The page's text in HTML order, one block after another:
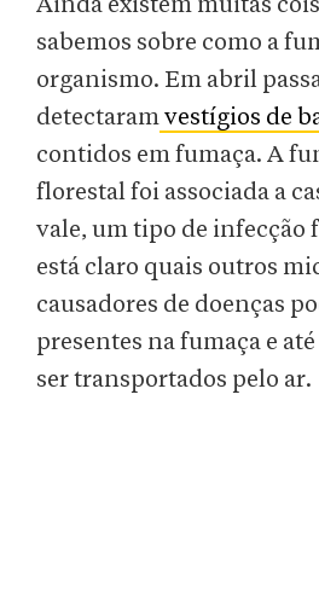
Ainda existem muitas
sabemos sobre como a
organismo. Em abril
detectaramvestígios de
contidos em fumaça. A
florestal foi associada a
vale, um tipo de infecção
está claro quais outros
causadores de doenças
presentes na fumaça e
ser transportados pelo ar.